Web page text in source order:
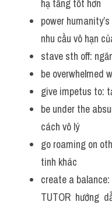
hạ tầng tốt hơn
power
nhu cầu vô hạn
stave sth off:
be overwhelmed
give impetus to:
be under the
cách vô lý
go roaming on
tinh khác
create a
TUTOR  hướng